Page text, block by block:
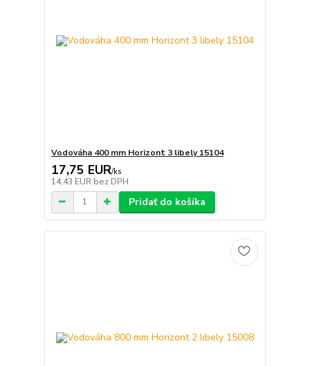
Vodováha 400 mm Horizont 3 libely 15104
17,75 EUR/ks
14,43 EUR bez DPH
Pridať do košíka